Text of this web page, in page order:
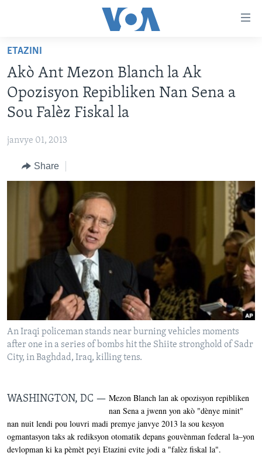
Skip
main
content
Skip
to
main
Navigation
to
AYITI
AMERIK LATIN
VIDEO
FLASHPOINT IKRÈN
Learning English
SUIV NOU
Languages
ETAZINI
Akò Ant Mezon Blanch la Ak
Opozisyon Repibliken Nan Sena a
Sou Falèz Fiskal la
janvye 01, 2013
Share
An Iraqi policeman stands near burning vehicles moments
after one in a series of bombs hit the Shiite stronghold of Sadr
City, in Baghdad, Iraq, killing tens.
WASHINGTON, DC — Mezon Blanch lan ak opozisyon repibliken
nan Sena a jwenn yon akò "dènye minit"
nan nuit lendi pou louvri madi premye janvye 2013 la sou kesyon
ogmantasyon taks ak rediksyon otomatik depans gouvènman federal la–yon
devlopman ki ka pèmèt peyi Etazini evite jodi a "falèz fiskal la".